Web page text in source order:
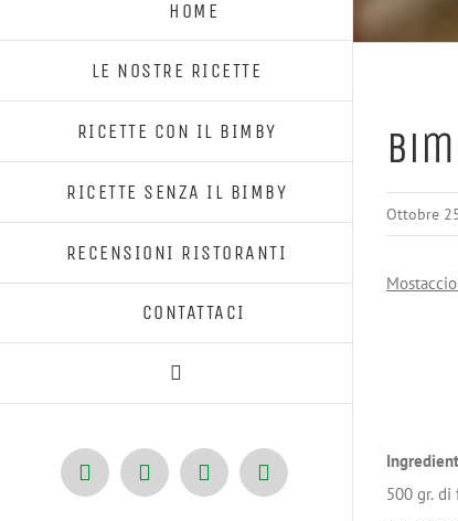
HOME
LE NOSTRE RICETTE
RICETTE CON IL BIMBY
RICETTE SENZA IL BIMBY
RECENSIONI RISTORANTI
CONTATTACI
Facebook
X PinterestInstagram
Ottobre
500 gr. di